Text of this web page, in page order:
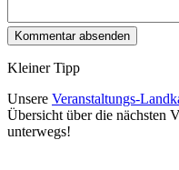
Kleiner Tipp
Unsere Veranstaltungs-
Übersicht über die nächsten
unterwegs!